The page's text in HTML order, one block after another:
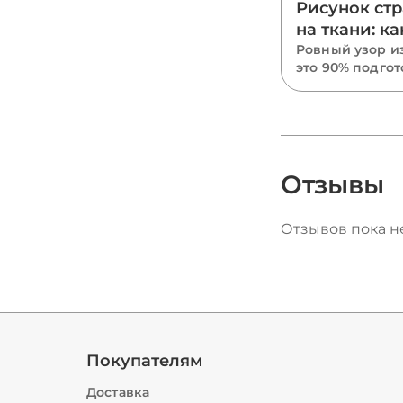
Рисунок
на ткани:
перенести
выложить
ровно
Ровный узор
это 90%
ткань
в каком
камни и почему
растянутую
Отзывы
Отзывов пока
Покупателям
Доставка